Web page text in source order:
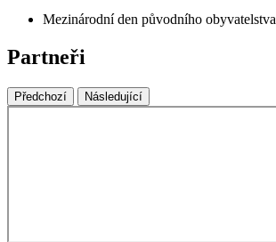
Mezinárodní den původního obyvatelstva
Partneři
Předchozí Následující